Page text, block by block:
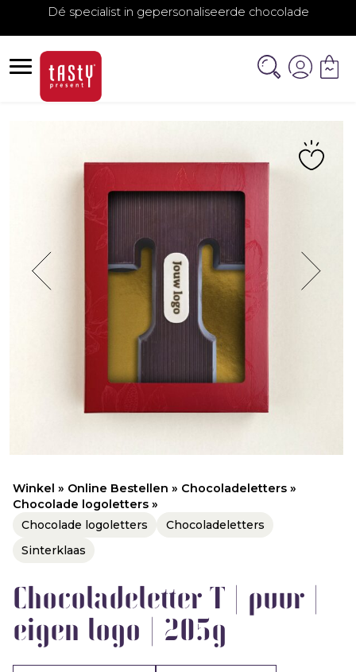
Dé specialist in gepersonaliseerde chocolade
Winkel » Online Bestellen » Chocoladeletters »
Chocolade logoletters »
Chocolade logoletters
Chocoladeletters
Sinterklaas
Chocoladeletter T | puur |
eigen logo | 205g